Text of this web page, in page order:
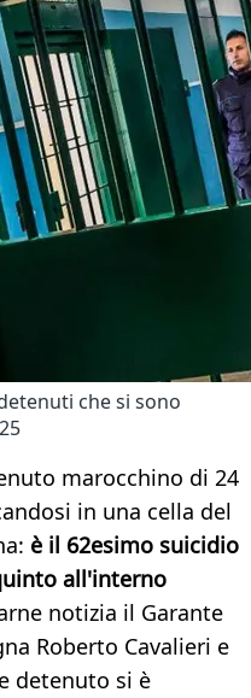
che si sono
marocchino di 24
in una cella del
è il 62esimo suicidio
all'interno
notizia il Garante
Roberto Cavalieri e
detenuto si è